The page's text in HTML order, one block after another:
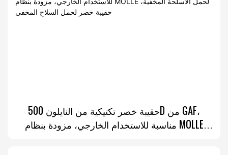
حقيبة خصر تكتيكية من النايلون 500D من GAF،
مناسبة للاستخدام الخارجي، مزودة بنظام MOLLE